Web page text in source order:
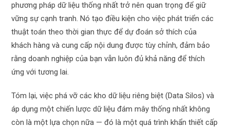
phương pháp dữ liệu thống nhất trở nên quan trọng để giữ
vững sự cạnh tranh. Nó tạo điều kiện cho việc phát triển các
thuật toán theo thời gian thực để dự đoán sở thích của
khách hàng và cung cấp nội dung được tùy chỉnh, đảm bảo
rằng doanh nghiệp của bạn vẫn luôn đủ khả năng để thích
ứng với tương lai.
Tóm lại, việc phá vỡ các kho dữ liệu riêng biệt (Data Silos) và
áp dụng một chiến lược dữ liệu đám mây thống nhất không
còn là một lựa chọn nữa — đó là một quá trình khẩn thiết cấp